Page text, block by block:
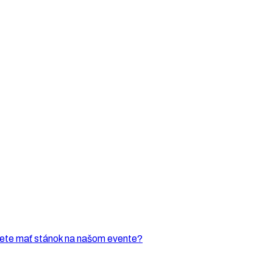
mať stánok na našom evente?